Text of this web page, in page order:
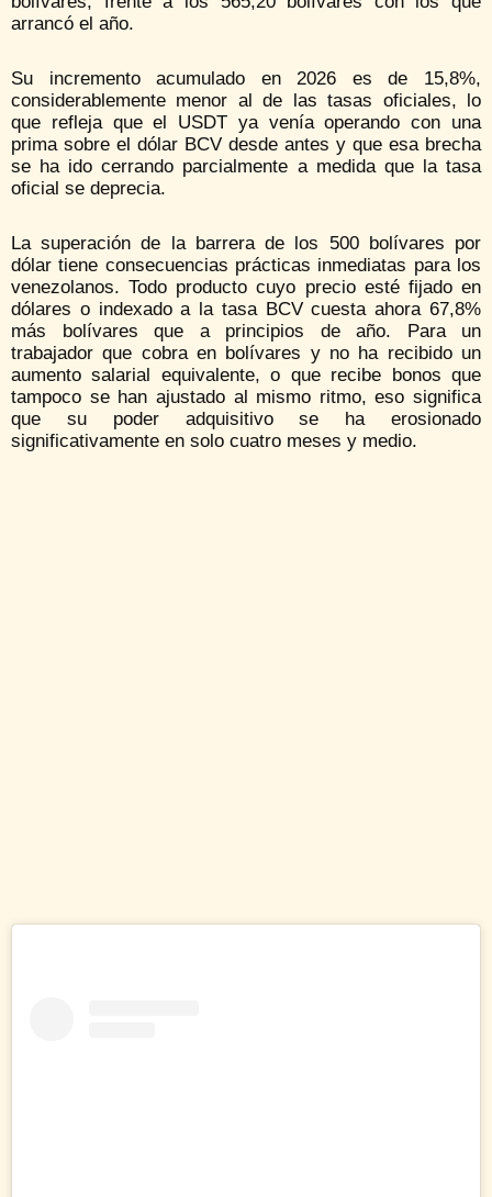
arrancó el año.
Su incremento acumulado en 2026 es de 15,8%,
considerablemente menor al de las tasas oficiales, lo
que refleja que el USDT ya venía operando con una
prima sobre el dólar BCV desde antes y que esa brecha
se ha ido cerrando parcialmente a medida que la tasa
oficial se deprecia.
La superación de la barrera de los 500 bolívares por
dólar tiene consecuencias prácticas inmediatas para los
venezolanos. Todo producto cuyo precio esté fijado en
dólares o indexado a la tasa BCV cuesta ahora 67,8%
más bolívares que a principios de año. Para un
trabajador que cobra en bolívares y no ha recibido un
aumento salarial equivalente, o que recibe bonos que
tampoco se han ajustado al mismo ritmo, eso significa
que su poder adquisitivo se ha erosionado
significativamente en solo cuatro meses y medio.